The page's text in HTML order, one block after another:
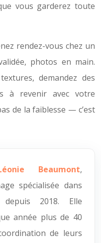
vous garderez toute
rendez-vous chez un
photos en main.
demandez des
à revenir avec votre
de la faiblesse — c’est
Beaumont,
spécialisée dans
depuis 2018. Elle
année plus de 40
de leurs